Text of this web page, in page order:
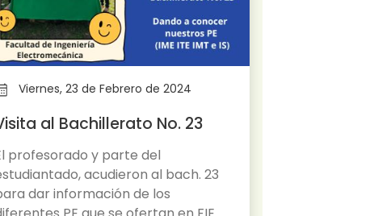
Viernes, 23 de Febrero de 2024
al Bachillerato No. 23
profesorado y parte del
acudieron al bach. 23
dar información de los